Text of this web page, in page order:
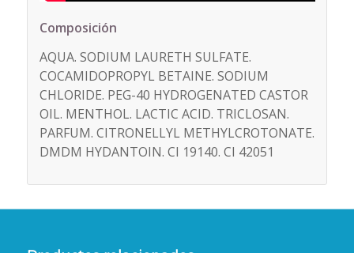
Composición
AQUA. SODIUM LAURETH SULFATE.
COCAMIDOPROPYL BETAINE. SODIUM
CHLORIDE. PEG-40 HYDROGENATED CASTOR
OIL. MENTHOL. LACTIC ACID. TRICLOSAN.
PARFUM. CITRONELLYL METHYLCROTONATE.
DMDM HYDANTOIN. CI 19140. CI 42051